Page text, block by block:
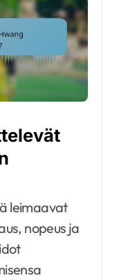
leimaavat
nopeus ja